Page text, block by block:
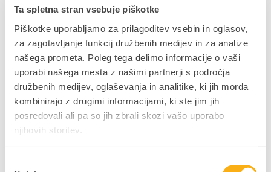
Ta spletna stran vsebuje piškotke
Piškotke uporabljamo za prilagoditev vsebin in oglasov,
za zagotavljanje funkcij družbenih medijev in za analize
našega prometa. Poleg tega delimo informacije o vaši
uporabi našega mesta z našimi partnerji s področja
družbenih medijev, oglaševanja in analitike, ki jih morda
kombinirajo z drugimi informacijami, ki ste jim jih
posredovali ali pa so jih zbrali skozi vašo uporabo
njihovih storitev.
NAZAJ NA JAVNE OBJAVE
Ne zamudite podjetniških